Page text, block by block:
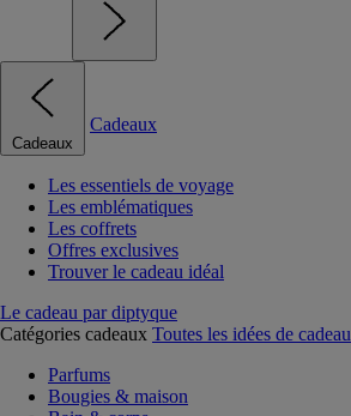
Cadeaux
Cadeaux
Les essentiels de voyage
Les emblématiques
Les coffrets
Offres exclusives
Trouver le cadeau idéal
Le cadeau par diptyque
Catégories cadeaux Toutes les idées de cadeau
Parfums
Bougies & maison